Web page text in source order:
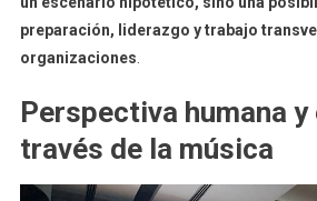
preparación, liderazgo y trabajo
organizaciones
Perspectiva humana
través de la música